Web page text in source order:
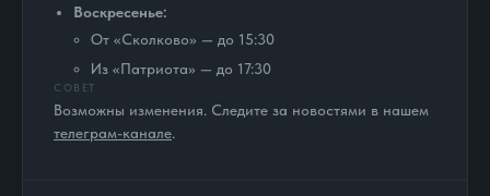
Воскресенье:
От «Сколково» — до 15:30
Из «Патриота» — до 17:30
СОВЕТ
Возможны изменения. Следите за новостями в нашем
телеграм-канале.